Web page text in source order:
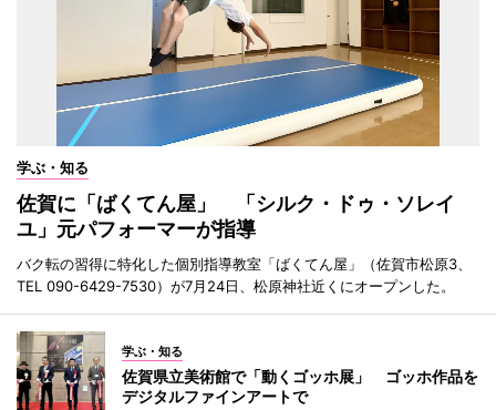
学ぶ・知る
佐賀に「ばくてん屋」 「シルク・ドゥ・ソレイ
ユ」元パフォーマーが指導
バク転の習得に特化した個別指導教室「ばくてん屋」（佐賀市松原3、
TEL 090-6429-7530）が7月24日、松原神社近くにオープンした。
学ぶ・知る
佐賀県立美術館で「動くゴッホ展」 ゴッホ作品を
デジタルファインアートで